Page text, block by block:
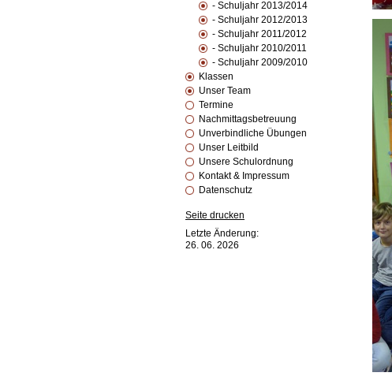
- Schuljahr 2013/2014
- Schuljahr 2012/2013
- Schuljahr 2011/2012
- Schuljahr 2010/2011
- Schuljahr 2009/2010
Klassen
Unser Team
Termine
Nachmittagsbetreuung
Unverbindliche Übungen
Unser Leitbild
Unsere Schulordnung
Kontakt & Impressum
Datenschutz
Seite drucken
Letzte Änderung:
26. 06. 2026